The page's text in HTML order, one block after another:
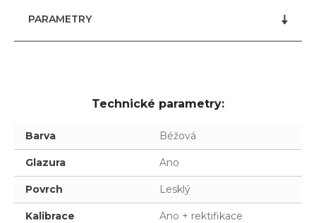
PARAMETRY
Technické parametry:
Barva Béžová
Glazura Ano
Povrch Lesklý
Kalibrace Ano + rektifikace